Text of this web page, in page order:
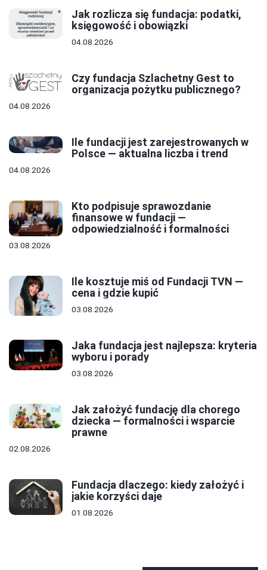
Jak rozlicza się fundacja: podatki,
księgowość i obowiązki
04.08.2026
Czy fundacja Szlachetny Gest to
organizacja pożytku publicznego?
04.08.2026
Ile fundacji jest zarejestrowanych w
Polsce — aktualna liczba i trend
04.08.2026
Kto podpisuje sprawozdanie
finansowe w fundacji —
odpowiedzialność i formalności
03.08.2026
Ile kosztuje miś od Fundacji TVN —
cena i gdzie kupić
03.08.2026
Jaka fundacja jest najlepsza: kryteria
wyboru i porady
03.08.2026
Jak założyć fundację dla chorego
dziecka — formalności i wsparcie
prawne
02.08.2026
Fundacja dlaczego: kiedy założyć i
jakie korzyści daje
01.08.2026